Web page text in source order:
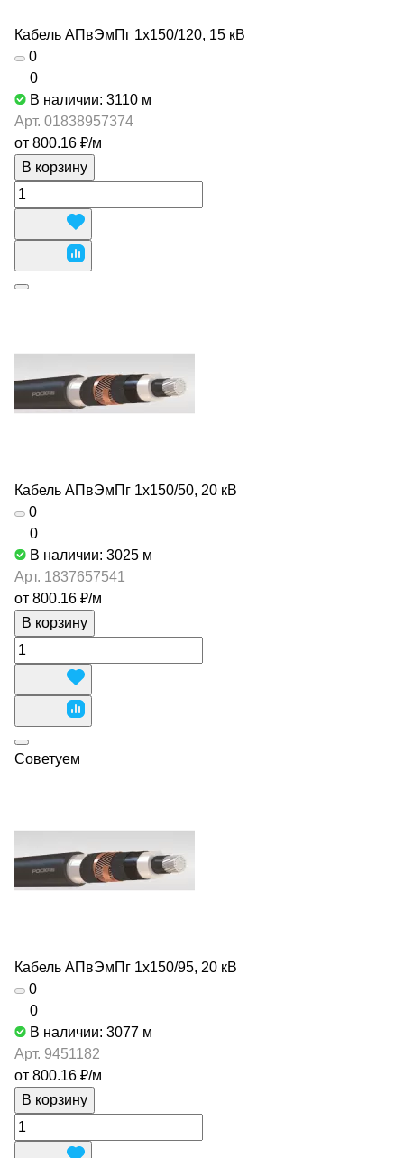
Кабель АПвЭмПг 1х150/120, 15 кВ
0
0
В наличии: 3110 м
Арт. 01838957374
от 800.16 ₽/м
В корзину
Кабель АПвЭмПг 1х150/50, 20 кВ
0
0
В наличии: 3025 м
Арт. 1837657541
от 800.16 ₽/м
В корзину
Советуем
Кабель АПвЭмПг 1х150/95, 20 кВ
0
0
В наличии: 3077 м
Арт. 9451182
от 800.16 ₽/м
В корзину